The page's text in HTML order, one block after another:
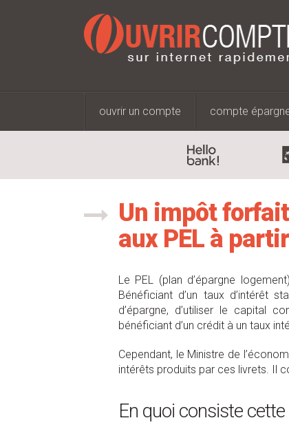
ouvrir un compte compte
Un impôt
aux PEL à
Le PEL (plan d’épargne
Bénéficiant d’un taux d’intérêt
d’épargne, d’utiliser le capital
bénéficiant d’un crédit à un taux
Cependant, le Ministre de
intérêts produits par ces livrets. Il
En quoi consiste